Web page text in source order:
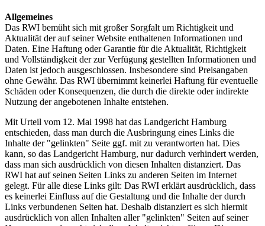
Allgemeines
Das RWI bemüht sich mit großer Sorgfalt um Richtigkeit und
Aktualität der auf seiner Website enthaltenen Informationen und
Daten. Eine Haftung oder Garantie für die Aktualität, Richtigkeit
und Vollständigkeit der zur Verfügung gestellten Informationen und
Daten ist jedoch ausgeschlossen. Insbesondere sind Preisangaben
ohne Gewähr. Das RWI übernimmt keinerlei Haftung für eventuelle
Schäden oder Konsequenzen, die durch die direkte oder indirekte
Nutzung der angebotenen Inhalte entstehen.
Mit Urteil vom 12. Mai 1998 hat das Landgericht Hamburg
entschieden, dass man durch die Ausbringung eines Links die
Inhalte der "gelinkten" Seite ggf. mit zu verantworten hat. Dies
kann, so das Landgericht Hamburg, nur dadurch verhindert werden,
dass man sich ausdrücklich von diesen Inhalten distanziert. Das
RWI hat auf seinen Seiten Links zu anderen Seiten im Internet
gelegt. Für alle diese Links gilt: Das RWI erklärt ausdrücklich, dass
es keinerlei Einfluss auf die Gestaltung und die Inhalte der durch
Links verbundenen Seiten hat. Deshalb distanziert es sich hiermit
ausdrücklich von allen Inhalten aller "gelinkten" Seiten auf seiner